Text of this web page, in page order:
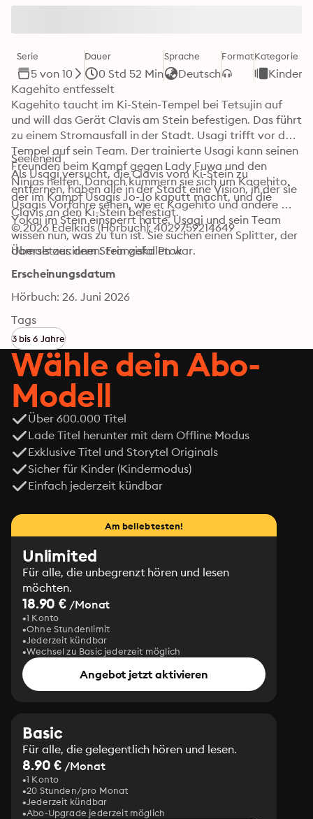
Serie
5 von 10
Dauer
0 Std 52 Min
Sprache
Deutsch
FormatKategorie
Kagehito entfesselt
Kagehito taucht im Ki-Stein-Tempel bei Tetsujin auf
und will das Gerät Clavis am Stein befestigen. Das führt
zu einem Stromausfall in der Stadt. Usagi trifft vor dem
Tempel auf sein Team. Der trainierte Usagi kann seinen
Freunden beim Kampf gegen Lady Fuwa und den
Ninjas helfen. Danach kümmern sie sich um Kagehito,
der im Kampf Usagis Jo-Jo kaputt macht, und die
Clavis an den Ki-Stein befestigt.
Seeleneid
Als Usagi versucht, die Clavis vom Ki-Stein zu
entfernen, haben alle in der Stadt eine Vision, in der sie
Usagis Vorfahre sehen, wie er Kagehito und andere
Yokai im Stein einsperrt hatte. Usagi und sein Team
wissen nun, was zu tun ist. Sie suchen einen Splitter, der
damals aus dem Stein gefallen war.
© 2026 Edelkids (Hörbuch): 4029759214649
Übersetzer:innen: Franziska Ptok
Erscheinungsdatum
Hörbuch: 26. Juni 2026
Tags
3 bis 6 Jahre
Wähle dein Abo-
Modell
Über 600.000 Titel
Lade Titel herunter mit dem Offline Modus
Exklusive Titel und Storytel Originals
Sicher für Kinder (Kindermodus)
Einfach jederzeit kündbar
Am beliebtesten!
Unlimited
Für alle, die unbegrenzt hören und lesen
möchten.
18.90 € /Monat
1 Konto
Ohne Stundenlimit
Jederzeit kündbar
Wechsel zu Basic jederzeit möglich
Angebot jetzt aktivieren
Basic
Für alle, die gelegentlich hören und lesen.
8.90 € /Monat
1 Konto
20 Stunden/pro Monat
Jederzeit kündbar
Abo-Upgrade jederzeit möglich